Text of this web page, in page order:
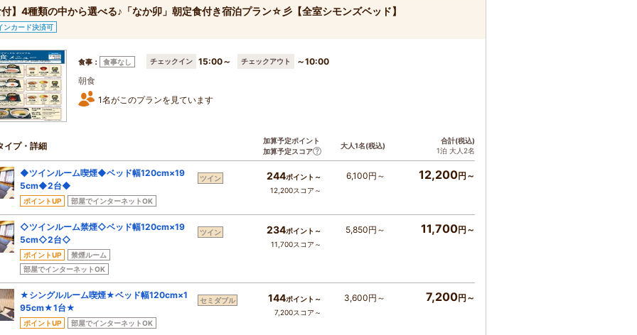
】4種類の中から選べる♪「なか卯」朝定食付き宿泊プラン☆彡【全室シモンズベッド】
ンカード決済可
食事： 食事なし チェックイン 15:00～ チェックアウト
～10:00
朝食
1名がこのプランを見ています
イプ・詳細
加算予定ポイント
加算予定スコア
大人1名(税込)
合計(税込)
1泊 大人2名
◆ツインルーム喫煙◆ベッド幅120cm×19
5cm◆2台◆
ポイントUP 部屋でインターネットOK
ツイン 244ポイント～
12,200スコア～
6,100円～ 12,200円～
◇ツインルーム禁煙◇ベッド幅120cm×19
5cm◇2台◇
ポイントUP
禁煙ルーム
部屋でインターネットOK
ツイン 234ポイント～
11,700スコア～
5,850円～ 11,700円～
★シングルルーム喫煙★ベッド幅120cm×1
95cm★1台★
ポイントUP 部屋でインターネットOK
セミダブル 144ポイント～
7,200スコア～
3,600円～ 7,200円～